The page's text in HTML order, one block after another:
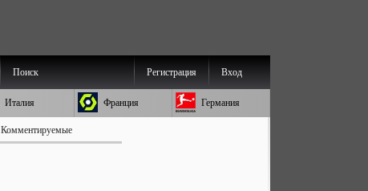
Поиск Вход
Регистрация
Италия Франция Германия
Комментируемые